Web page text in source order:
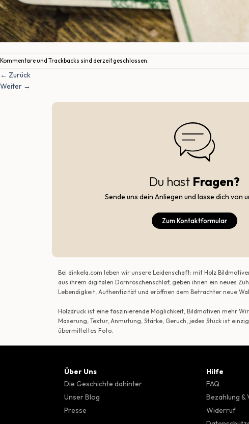
Kommentare und Trackbacks sind derzeit geschlossen.
← Zurück
Weiter →
Du hast Fragen?
Sende uns dein Anliegen und lasse dich von
Zum Kontaktformular
Bei dinkela.com leben wir unsere Leidenschaft: mit Holz
aus ihrem digitalen Dornröschenschlaf, geben ihnen ein neues
Lebendigkeit, Authentizität und eröffnen dem Betrachter neue
Holzdruck ist eine faszinierende Möglichkeit, Bildmotiven mehr
Maserung, Textur, Anmutung, Stärke, Geruch, jedes Stück ist
übermitteltes Foto.
Über Uns
Die Geschichte dahinter
Unser Blog
Presse
Hilfe
FAQ
Bezahlung &
Widerruf